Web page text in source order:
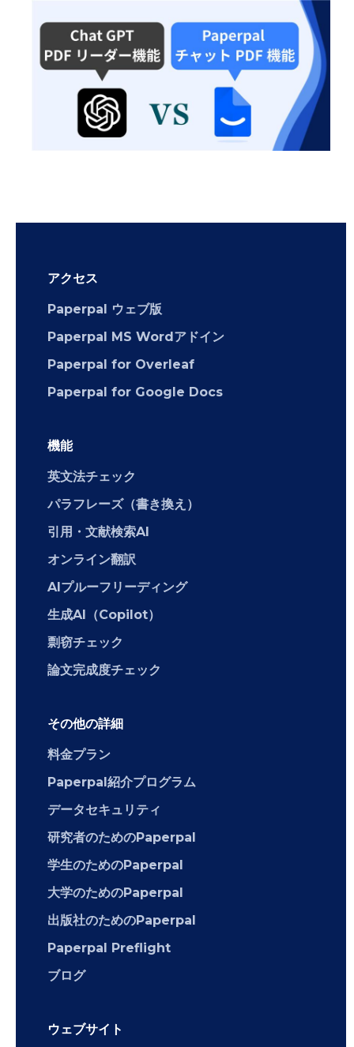
アクセス
Paperpal ウェブ版
Paperpal MS Wordアドイン
Paperpal for Overleaf
Paperpal for Google Docs
機能
英文法チェック
パラフレーズ（書き換え）
引用・文献検索AI
オンライン翻訳
AIプルーフリーディング
生成AI（Copilot）
剽窃チェック
論文完成度チェック
その他の詳細
料金プラン
Paperpal紹介プログラム
データセキュリティ
研究者のためのPaperpal
学生のためのPaperpal
大学のためのPaperpal
出版社のためのPaperpal
Paperpal Preflight
ブログ
ウェブサイト